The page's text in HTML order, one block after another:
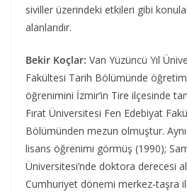
siviller üzerindeki etkileri gibi
alanlarıdır.
Bekir Koçlar: Van Yüzüncü Yıl
Fakültesi Tarih Bölümünde
öğrenimini İzmir’in Tire ilçesinde
Fırat Üniversitesi Fen Edebiyat
Bölümünden mezun olmuştur.
lisans öğrenimi görmüş (1990);
Üniversitesi’nde doktora derecesi
Cumhuriyet dönemi merkez-taşra